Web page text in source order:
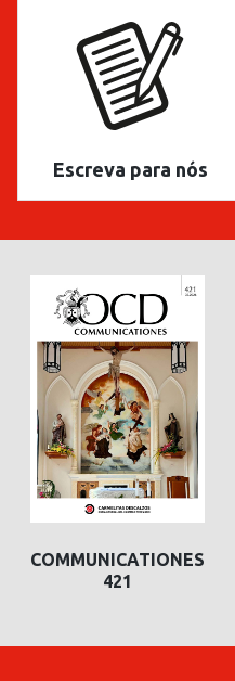
Escreva para nós
COMMUNICATIONES
421